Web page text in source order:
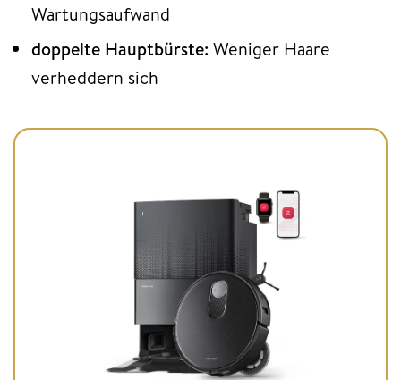
Wartungsaufwand
doppelte Hauptbürste: Weniger Haare
verheddern sich